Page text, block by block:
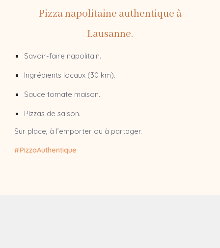
Pizza napolitaine authentique à
Lausanne.
Savoir-faire napolitain.
Ingrédients locaux (30 km).
Sauce tomate maison.
Pizzas de saison.
Sur place, à l’emporter ou à partager.
#PizzaAuthentique